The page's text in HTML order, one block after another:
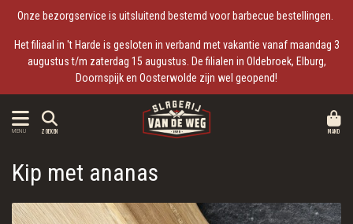
Onze bezorgservice is uitsluitend bestemd voor barbecue bestellingen.
Het filiaal in 't Harde is gesloten in verband met vakantie vanaf maandag 3
augustus t/m zaterdag 15 augustus. De filialen in Oldebroek, Elburg,
Doornspijk en Oosterwolde zijn wel geopend!
MENU ZOEKEN MAND
Kip met ananas